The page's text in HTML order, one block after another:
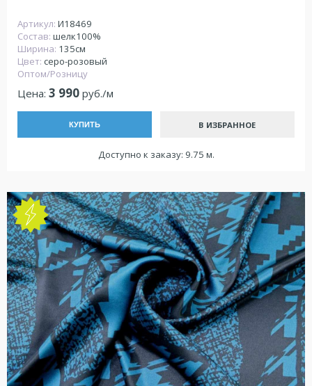
Артикул: И18469
Состав: шелк100%
Ширина: 135см
Цвет: серо-розовый
Оптом/Розницу
Цена: 3 990 руб./м
КУПИТЬ В ИЗБРАННОЕ
Доступно к заказу: 9.75 м.